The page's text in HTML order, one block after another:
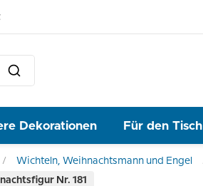
Dekorationen Für den Tisch
Wichteln, Weihnachtsmann und Engel
Nr. 181